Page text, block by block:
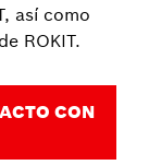
así como
ROKIT.
CON